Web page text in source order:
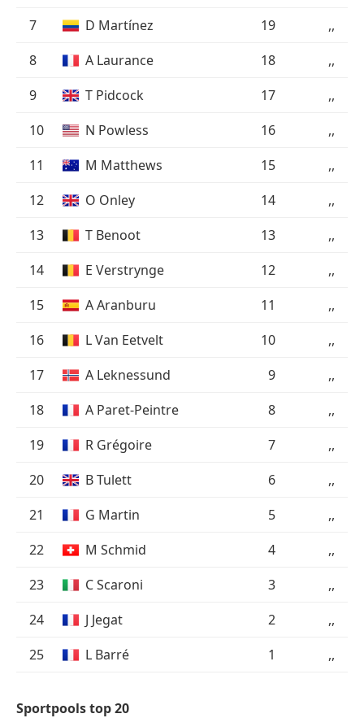
7
D Martínez 19
,,
8
A Laurance 18
,,
9
T Pidcock 17
,,
10
N Powless 16
,,
11
M Matthews 15
,,
12
O Onley 14
,,
13
T Benoot 13
,,
14
E Verstrynge 12
,,
15
A Aranburu 11
,,
16
L Van Eetvelt 10
,,
17
A Leknessund 9
,,
18
A Paret-Peintre 8
,,
19
R Grégoire 7
,,
20
B Tulett 6
,,
21
G Martin 5
,,
22
M Schmid 4
,,
23
C Scaroni 3
,,
24
J Jegat 2
,,
25
L Barré 1 ,,
Sportpools top 20